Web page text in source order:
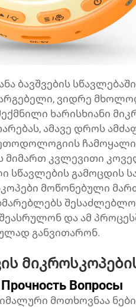
ბავშვების
ვიდრე
ხარისხიანი
ამავე დროს
მიმართ კვლევითი
გამოცდის
მოწონებული
და ამ
განვითარონ.
Вопросы
მოთხოვნაა